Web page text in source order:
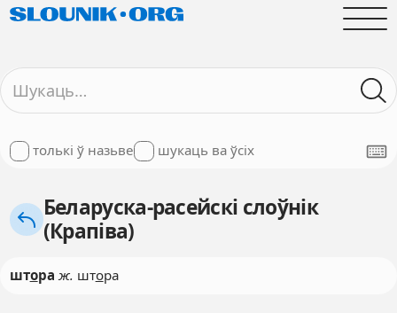
толькі ў назьве шукаць ва ўсіх
Беларуска-расейскі слоўнік
(Крапіва)
штора ж. штора